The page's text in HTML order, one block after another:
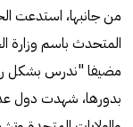
من جانبها، استدعت
المتحدث باسم وزارة
مضيفا "ندرس بشكل
بدورها، شهدت دول